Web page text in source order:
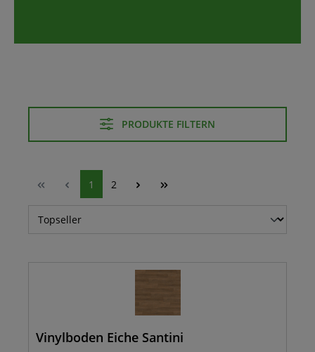
PRODUKTE FILTERN
1 2
Vinylboden Eiche Santini